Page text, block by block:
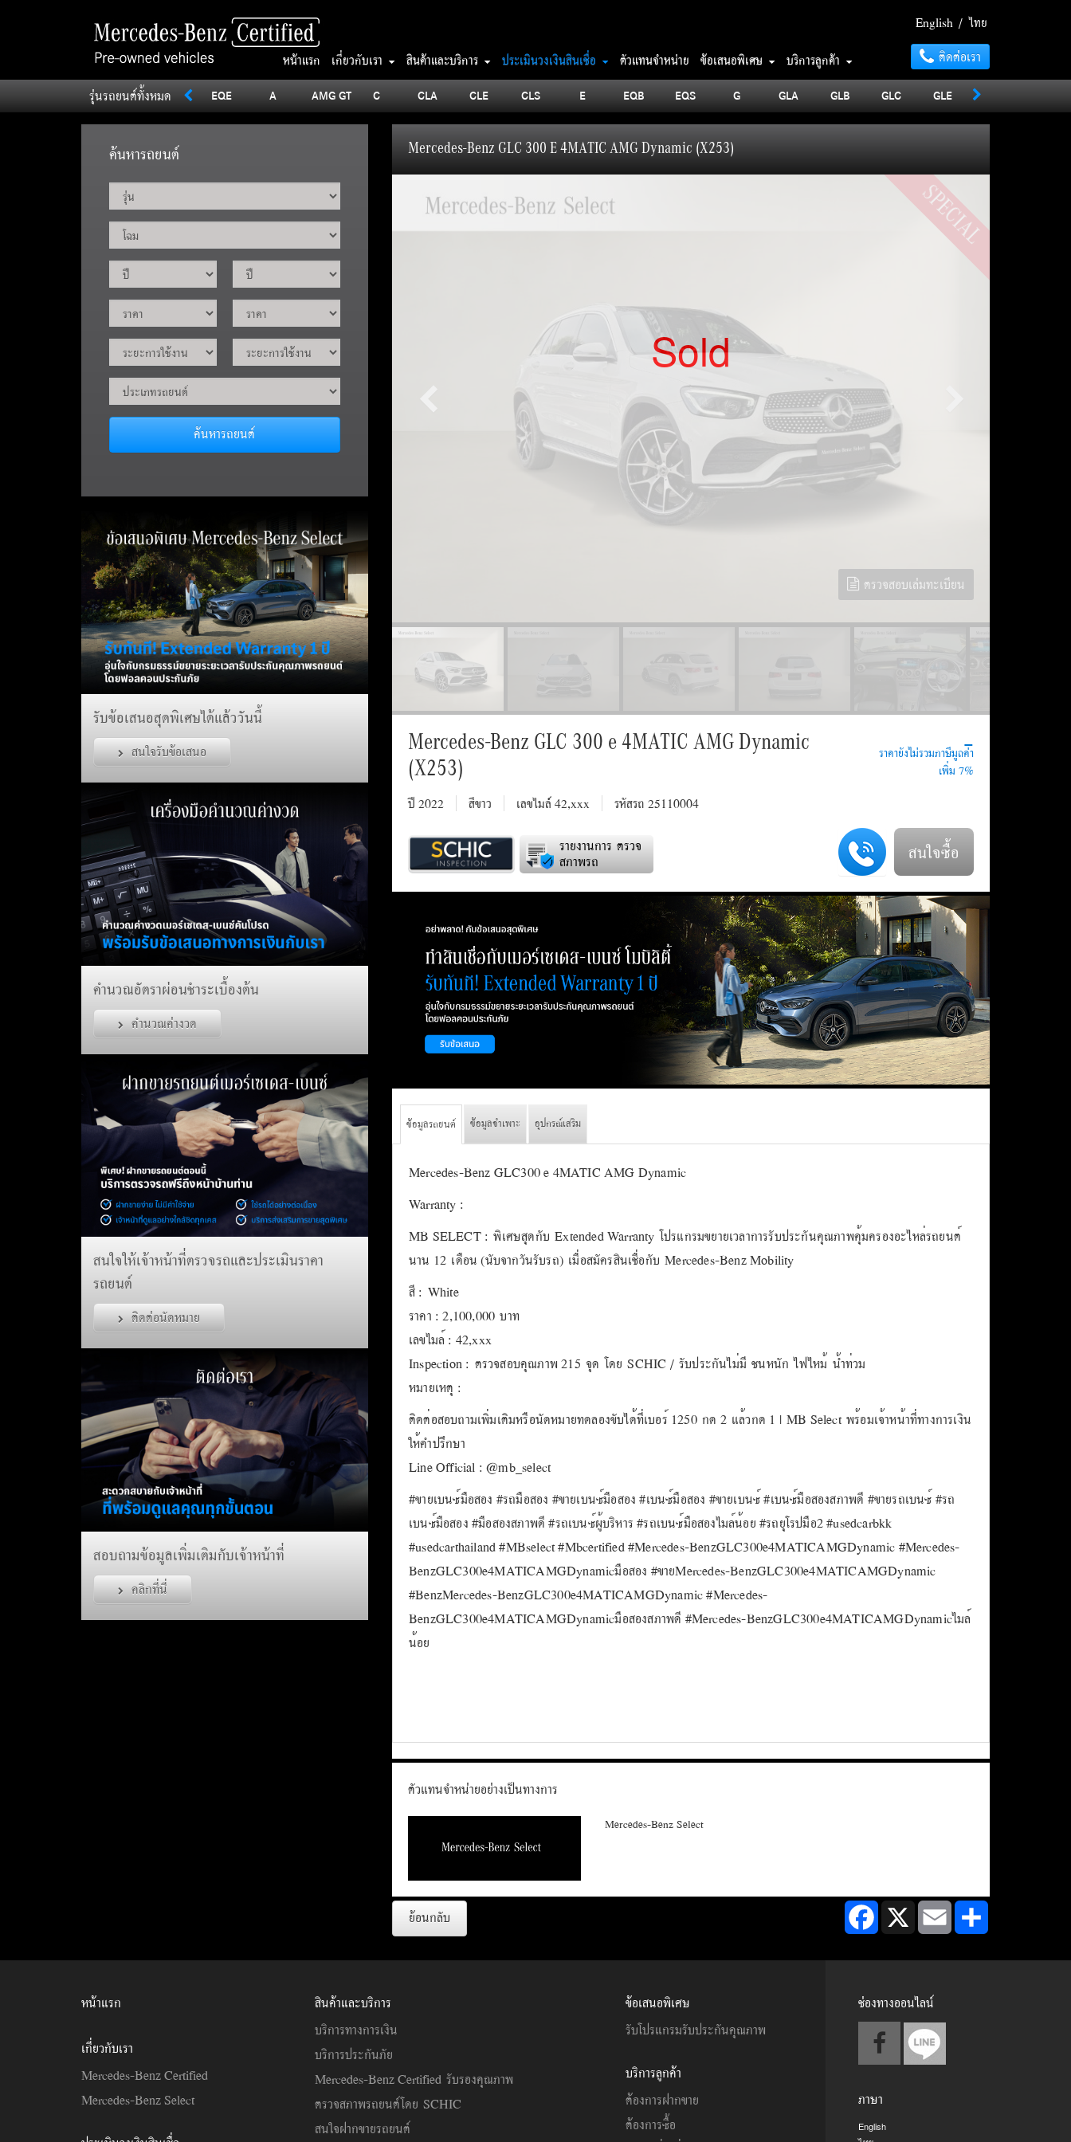
English / ไทย
หน้าแรก เกี่ยวกับเรา สินค้าและบริการ ประเมินวงเงินสินเชื่อ ตัวแทนจำหน่าย ข้อเสนอพิเศษ บริการลูกค้า
ติดต่อเรา
รุ่นรถยนต์ทั้งหมด
Sprinter V Vito EQE A AMG GT C CLA CLE CLS E EQB EQS G GLA GLB GLC GLE
ค้นหารถยนต์
ค้นหารถยนต์
Mercedes-Benz GLC 300 E 4MATIC AMG Dynamic (X253)
Sold
SPECIAL
ตรวจสอบเล่มทะเบียน
Mercedes-Benz GLC 300 e 4MATIC AMG Dynamic
(X253)
-
ปี 2022 สีขาว เลขไมล์ 42,xxx รหัสรถ 25110004
รายงานการ ตรวจ
สภาพรถ สนใจซื้อ
ข้อมูลรถยนต์ ข้อมูลจำเพาะ อุปกรณ์เสริม
Mercedes-Benz GLC300 e 4MATIC AMG Dynamic
Warranty :
MB SELECT : พิเศษสุดกับ Extended Warranty โปรแกรมขยายเวลาการรับประกันคุณภาพคุ้มครองอะไหล่รถยนต์
นาน 12 เดือน (นับจากวันรับรถ) เมื่อสมัครสินเชื่อกับ Mercedes-Benz Mobility
สี : White
ราคา : 2,100,000 บาท
เลขไมล์ : 42,xxx
Inspection : ตรวจสอบคุณภาพ 215 จุด โดย SCHIC / รับประกันไม่มี ชนหนัก ไฟไหม้ น้ำท่วม
หมายเหตุ :
ติดต่อสอบถามเพิ่มเติมหรือนัดหมายทดลองขับได้ที่เบอร์ 1250 กด 2 แล้วกด 1 | MB Select พร้อมเจ้าหน้าที่ทางการเงิน
ให้คำปรึกษา
Line Official : @mb_select
#ขายเบนซ์มือสอง #รถมือสอง #ขายเบนซ์มือสอง #เบนซ์มือสอง #ขายเบนซ์ #เบนซ์มือสองสภาพดี #ขายรถเบนซ์ #รถ
เบนซ์มือสอง #มือสองสภาพดี #รถเบนซ์ผู้บริหาร #รถเบนซ์มือสองไมล์น้อย #รถยุโรปมือ2 #usedcarbkk
#usedcarthailand #MBselect #Mbcertified #Mercedes-BenzGLC300e4MATICAMGDynamic #Mercedes-
BenzGLC300e4MATICAMGDynamicมือสอง #ขายMercedes-BenzGLC300e4MATICAMGDynamic
#BenzMercedes-BenzGLC300e4MATICAMGDynamic #Mercedes-
BenzGLC300e4MATICAMGDynamicมือสองสภาพดี #Mercedes-BenzGLC300e4MATICAMGDynamicไมล์
น้อย
ตัวแทนจำหน่ายอย่างเป็นทางการ
Mercedes-Benz Select
ย้อนกลับ Facebook X Email
รับข้อเสนอสุดพิเศษได้แล้ววันนี้
สนใจรับข้อเสนอ
คำนวณอัตราผ่อนชำระเบื้องต้น
คำนวณค่างวด
สนใจให้เจ้าหน้าที่ตรวจรถและประเมินราคา
รถยนต์
ติดต่อนัดหมาย
สอบถามข้อมูลเพิ่มเติมกับเจ้าหน้าที่
คลิกที่นี่
หน้าแรก
เกี่ยวกับเรา
Mercedes-Benz Certified
Mercedes-Benz Select
สินค้าและบริการ
บริการทางการเงิน
บริการประกันภัย
Mercedes-Benz Certified รับรองคุณภาพ
ตรวจสภาพรถยนต์โดย SCHIC
สนใจฝากขายรถยนต์
ข้อเสนอพิเศษ
รับโปรแกรมรับประกันคุณภาพ
บริการลูกค้า
ต้องการฝากขาย
ต้องการซื้อ
ช่องทางออนไลน์
ภาษา
English